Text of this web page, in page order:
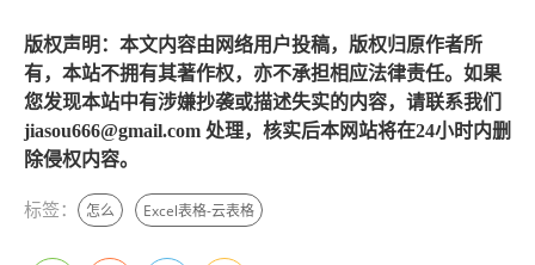
版权声明：本文内容由网络用户投稿，版权归原作者所
有，本站不拥有其著作权，亦不承担相应法律责任。如果
您发现本站中有涉嫌抄袭或描述失实的内容，请联系我们
jiasou666@gmail.com 处理，核实后本网站将在24小时内删
除侵权内容。
标签： 怎么 Excel表格-云表格